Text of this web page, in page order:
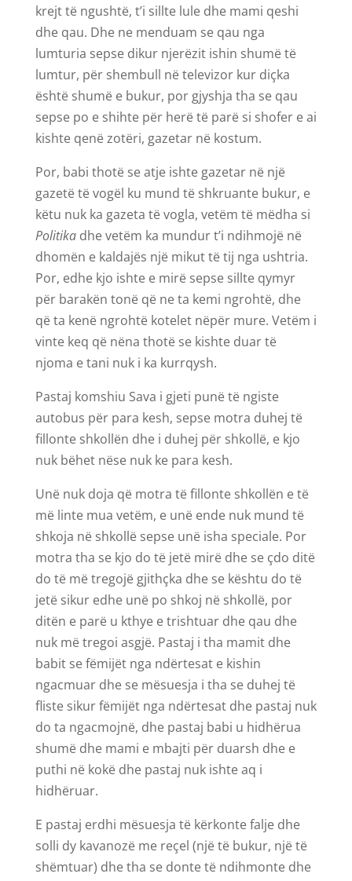
krejt të ngushtë, t’i sillte lule dhe mami qeshi
dhe qau. Dhe ne menduam se qau nga
lumturia sepse dikur njerëzit ishin shumë të
lumtur, për shembull në televizor kur diçka
është shumë e bukur, por gjyshja tha se qau
sepse po e shihte për herë të parë si shofer e ai
kishte qenë zotëri, gazetar në kostum.
Por, babi thotë se atje ishte gazetar në një
gazetë të vogël ku mund të shkruante bukur, e
këtu nuk ka gazeta të vogla, vetëm të mëdha si
Politikadhe vetëm ka mundur t’i ndihmojë në
dhomën e kaldajës një mikut të tij nga ushtria.
Por, edhe kjo ishte e mirë sepse sillte qymyr
për barakën tonë që ne ta kemi ngrohtë, dhe
që ta kenë ngrohtë kotelet nëpër mure. Vetëm i
vinte keq që nëna thotë se kishte duar të
njoma e tani nuk i ka kurrqysh.
Pastaj komshiu Sava i gjeti punë të ngiste
autobus për para kesh, sepse motra duhej të
fillonte shkollën dhe i duhej për shkollë, e kjo
nuk bëhet nëse nuk ke para kesh.
Unë nuk doja që motra të fillonte shkollën e të
më linte mua vetëm, e unë ende nuk mund të
shkoja në shkollë sepse unë isha speciale. Por
motra tha se kjo do të jetë mirë dhe se çdo ditë
do të më tregojë gjithçka dhe se kështu do të
jetë sikur edhe unë po shkoj në shkollë, por
ditën e parë u kthye e trishtuar dhe qau dhe
nuk më tregoi asgjë. Pastaj i tha mamit dhe
babit se fëmijët nga ndërtesat e kishin
ngacmuar dhe se mësuesja i tha se duhej të
fliste sikur fëmijët nga ndërtesat dhe pastaj nuk
do ta ngacmojnë, dhe pastaj babi u hidhërua
shumë dhe mami e mbajti për duarsh dhe e
puthi në kokë dhe pastaj nuk ishte aq i
hidhëruar.
E pastaj erdhi mësuesja të kërkonte falje dhe
solli dy kavanozë me reçel (një të bukur, një të
shëmtuar) dhe tha se donte të ndihmonte dhe